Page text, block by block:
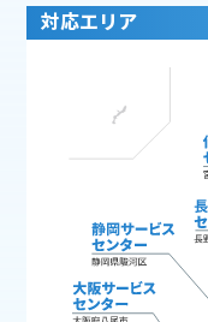
対応エリア